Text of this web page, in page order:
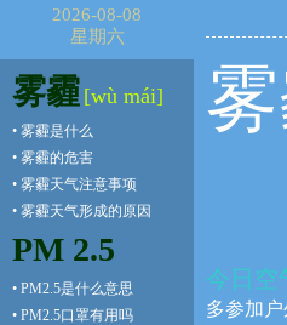
2026-08-08
星期六
雾霾 [wù mái]
• 雾霾是什么
• 雾霾的危害
• 雾霾天气注意事项
• 雾霾天气形成的原因
PM 2.5
• PM2.5是什么意思
• PM2.5口罩有用吗
今日空
多参加户